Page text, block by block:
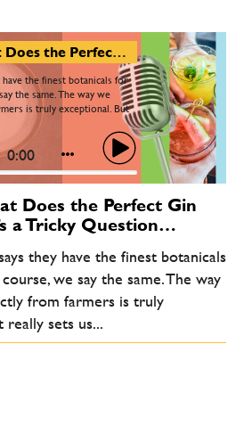
Sam Carter: What Does the Perfect Gin Taste Like? That’s a Tricky Question…
the finest botanicals for
the same. The way we
is truly exceptional. But
0:00
Does the Perfect Gin
a Tricky Question…
they have the finest botanicals
we say the same. The way
from farmers is truly
really sets us...